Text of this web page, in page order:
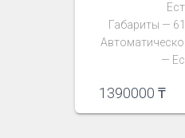
Габариты —
—
1390000 ₸